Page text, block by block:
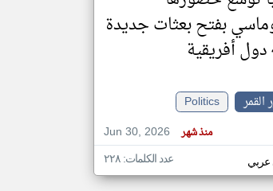
أهم اخبار جزر القمر العاجلة والمباشرة
بفتح بعثات جديدة
القمر
Politics
Jun 30, 2026
منذ شهر
عربي عدد الكلمات: ٢٢٨